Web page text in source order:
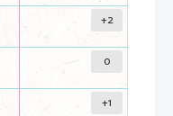
+2
0
+1